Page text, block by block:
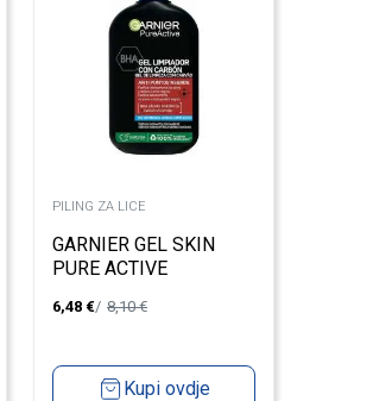
PILING ZA LICE
GARNIER GEL SKIN
PURE ACTIVE
250ML
6,48 € 8,10€
Kupi ovdje